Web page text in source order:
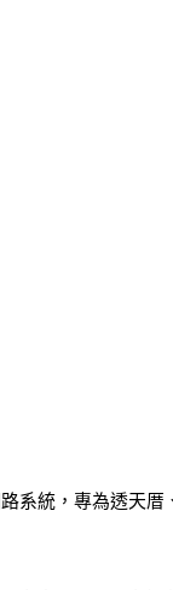
系統，專為透天